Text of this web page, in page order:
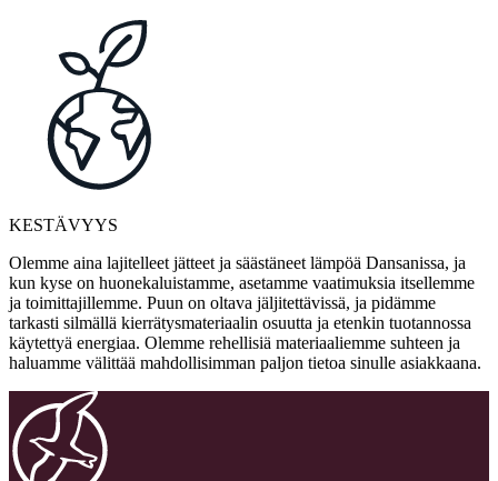
KESTÄVYYS
Olemme aina lajitelleet jätteet ja säästäneet lämpöä Dansanissa, ja
kun kyse on huonekaluistamme, asetamme vaatimuksia itsellemme
ja toimittajillemme. Puun on oltava jäljitettävissä, ja pidämme
tarkasti silmällä kierrätysmateriaalin osuutta ja etenkin tuotannossa
käytettyä energiaa. Olemme rehellisiä materiaaliemme suhteen ja
haluamme välittää mahdollisimman paljon tietoa sinulle asiakkaana.